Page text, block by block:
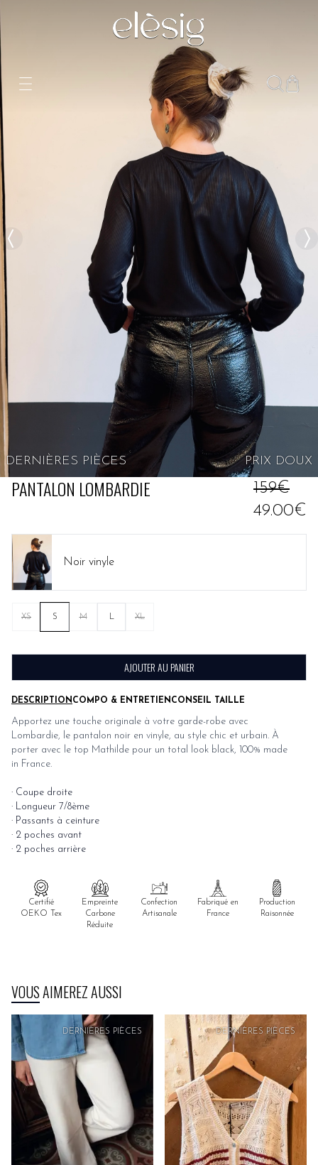
PRIX DOUX
DERNIÈRES PIÈCES
PANTALON LOMBARDIE
159€
49.00€
Certifié
OEKO Tex
Empreinte
Carbone
Réduite
Confection
Artisanale
Fabriqué en
France
Production
Raisonnée
DESCRIPTIONCOMPO & ENTRETIENCONSEIL TAILLE
Apportez une touche originale à votre garde-robe avec
Lombardie, le pantalon noir en vinyle, au style chic et urbain. À
porter avec le top Mathilde pour un total look black, 100% made
in France.
· Coupe droite
· Longueur 7/8ème
· Passants à ceinture
· 2 poches avant
· 2 poches arrière
Noir vinyle
XS S M L XL
AJOUTER AU PANIER
VOUS AIMEREZ AUSSI
DERNIÈRES PIÈCES DERNIÈRES PIÈCES